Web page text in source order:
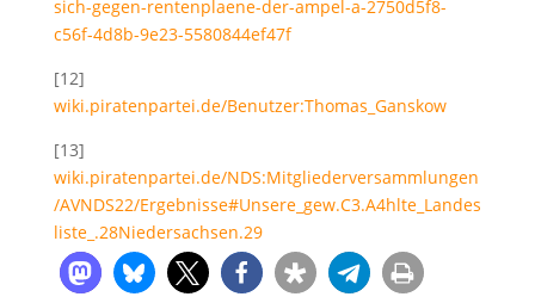
sich-gegen-rentenplaene-der-ampel-a-2750d5f8-
c56f-4d8b-9e23-5580844ef47f
[12]
wiki.piratenpartei.de/Benutzer:Thomas_Ganskow
[13]
wiki.piratenpartei.de/NDS:Mitgliederversammlungen
/AVNDS22/Ergebnisse#Unsere_gew.C3.A4hlte_Landes
liste_.28Niedersachsen.29